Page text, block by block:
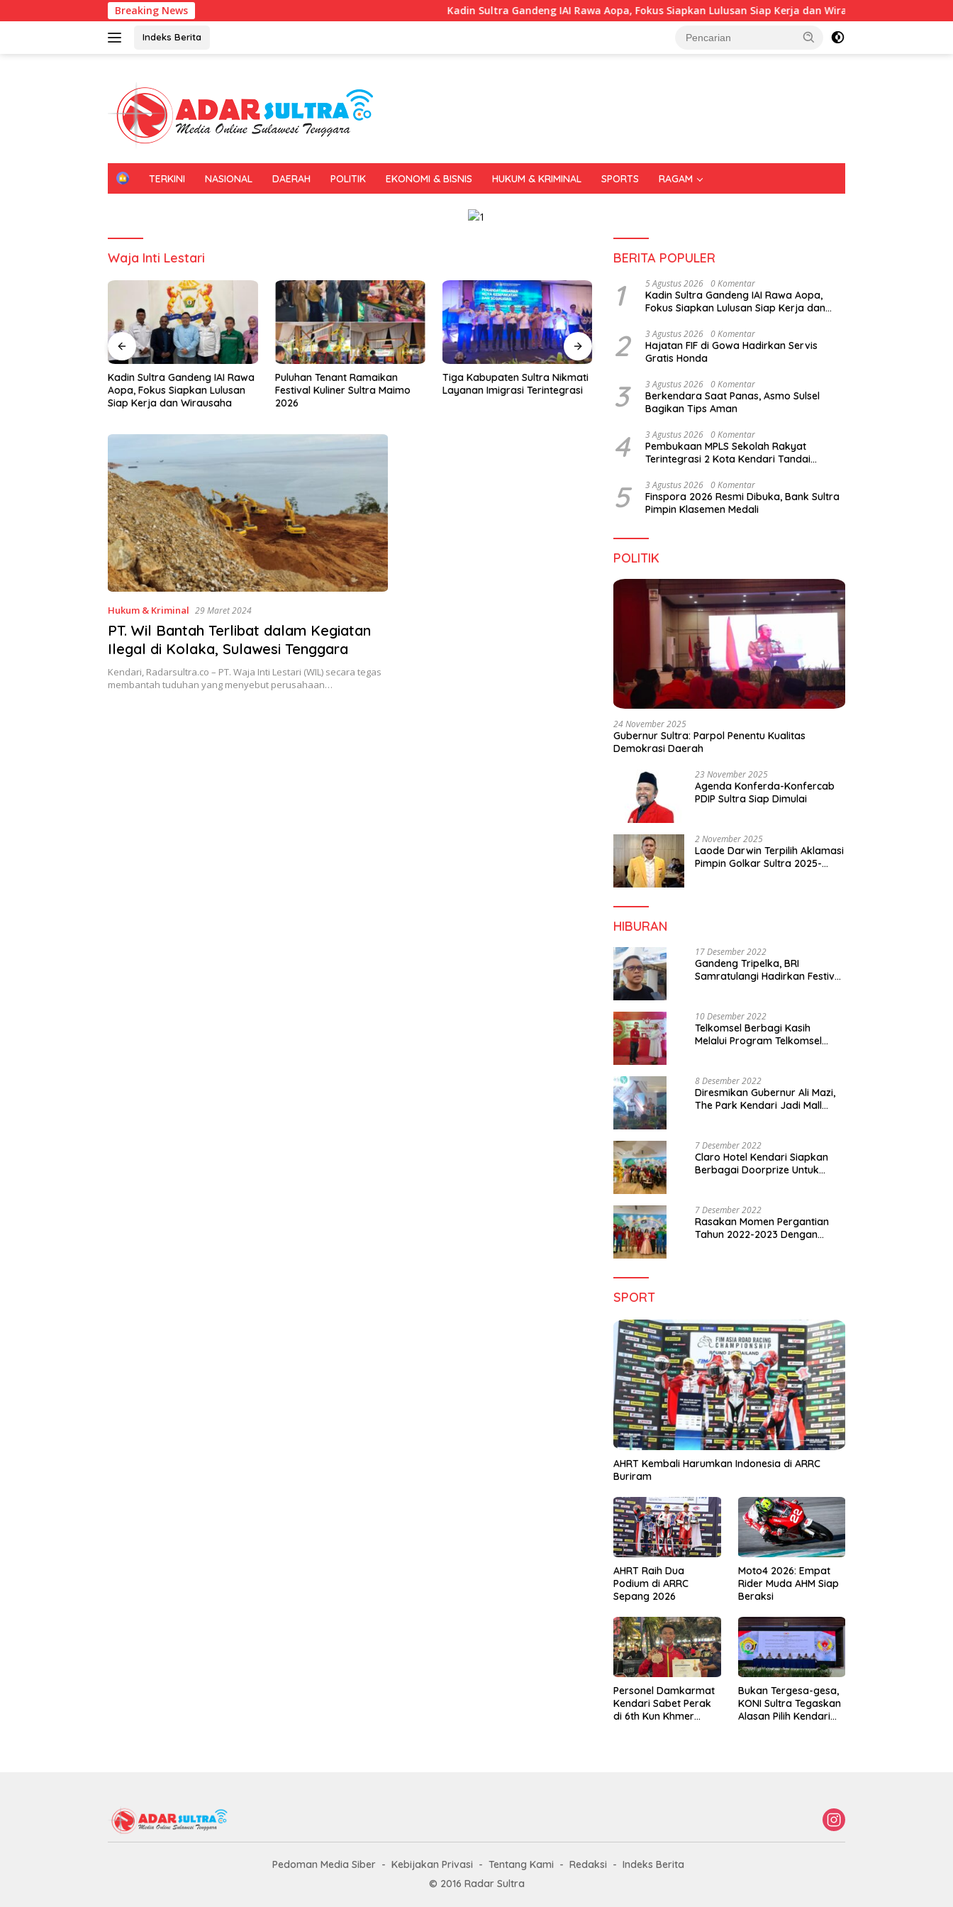
ke
Breaking News Kadin Sultra Gandeng IAI Rawa Aopa, Fokus Siapkan Lulusan Siap Kerja dan Wirausaha
Indeks Berita
H
TERKINI NASIONAL DAERAH POLITIK EKONOMI & BISNIS HUKUM & KRIMINAL SPORTS RAGAM
Waja Inti Lestari
Puluhan Tenant Ramaikan
Festival Kuliner Sultra Maimo
2026
Tiga Kabupaten Sultra Nikmati
Layanan Imigrasi Terintegrasi
Harapan Tidak Mengenal
Batas Negara
Sultra Terus Maju, Namun
Infrastruktur Pariwisata dan
Perikanan Masih Jadi
Tantangan
Bank Sultra Pimpin Klasemen
Medali
Hukum & Kriminal 29 Maret 2024
PT. Wil Bantah Terlibat dalam Kegiatan
Ilegal di Kolaka, Sulawesi Tenggara
Kendari, Radarsultra.co – PT. Waja Inti Lestari (WIL) secara tegas
membantah tuduhan yang menyebut perusahaan…
BERITA POPULER
1 5 Agustus 2026 0 Komentar
Kadin Sultra Gandeng IAI Rawa Aopa,
Fokus Siapkan Lulusan Siap Kerja dan
2 3 Agustus 2026 0 Komentar
Hajatan FIF di Gowa Hadirkan Servis
Gratis Honda
3 3 Agustus 2026 0 Komentar
Berkendara Saat Panas, Asmo Sulsel
Bagikan Tips Aman
4 3 Agustus 2026 0 Komentar
Pembukaan MPLS Sekolah Rakyat
Terintegrasi 2 Kota Kendari Tandai
5 3 Agustus 2026 0 Komentar
Finspora 2026 Resmi Dibuka, Bank Sultra
Pimpin Klasemen Medali
POLITIK
24 November 2025
Gubernur Sultra: Parpol Penentu Kualitas
Demokrasi Daerah
23 November 2025
Agenda Konferda-Konfercab
PDIP Sultra Siap Dimulai
2 November 2025
Laode Darwin Terpilih Aklamasi
Pimpin Golkar Sultra 2025-
HIBURAN
17 Desember 2022
Gandeng Tripelka, BRI
Samratulangi Hadirkan Festival
10 Desember 2022
Telkomsel Berbagi Kasih
Melalui Program Telkomsel
8 Desember 2022
Diresmikan Gubernur Ali Mazi,
The Park Kendari Jadi Mall
7 Desember 2022
Claro Hotel Kendari Siapkan
Berbagai Doorprize Untuk
7 Desember 2022
Rasakan Momen Pergantian
Tahun 2022-2023 Dengan
SPORT
AHRT Kembali Harumkan Indonesia di ARRC
Buriram
AHRT Raih Dua
Podium di ARRC
Sepang 2026
Moto4 2026: Empat
Rider Muda AHM Siap
Beraksi
Personel Damkarmat
Kendari Sabet Perak
di 6th Kun Khmer
Bukan Tergesa-gesa,
KONI Sultra Tegaskan
Alasan Pilih Kendari
Pedoman Media Siber Kebijakan Privasi Tentang Kami Redaksi
Indeks Berita
© 2016 Radar Sultra